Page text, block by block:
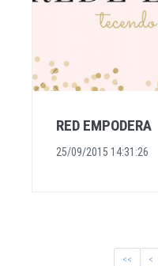
RED EMPODERA
25/09/2015 14:31:26
<< <